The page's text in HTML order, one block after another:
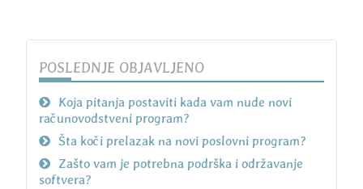
POSLEDNJE OBJAVLJENO
Koja pitanja postaviti kada vam nude novi
računovodstveni program?
Šta koči prelazak na novi poslovni program?
Zašto vam je potrebna podrška i održavanje
softvera?